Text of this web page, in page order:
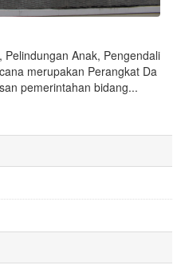
Anak, Pengendali
merupakan Perangkat Da
pemerintahan bidang...